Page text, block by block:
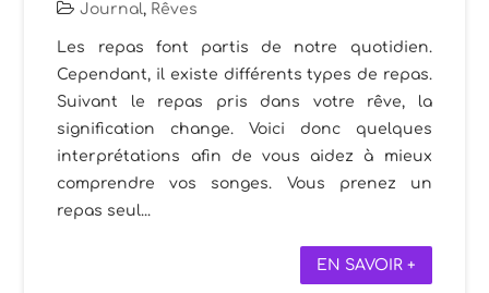
Journal, Rêves
Les repas font partis de notre quotidien.
Cependant, il existe différents types de repas.
Suivant le repas pris dans votre rêve, la
signification change. Voici donc quelques
interprétations afin de vous aidez à mieux
comprendre vos songes. Vous prenez un
repas seul...
EN SAVOIR +